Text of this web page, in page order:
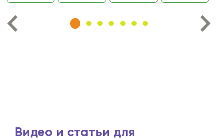
Видео и статьи для